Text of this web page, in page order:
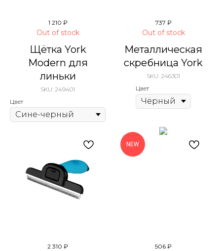
1 210 ₽
Out of stock
Щётка York
Modern для
линьки
SKU: 249401
Цвет
737 ₽
Out of stock
Металлическая
скребница York
SKU: 246301
Цвет
2 310 ₽
NEW
506 ₽